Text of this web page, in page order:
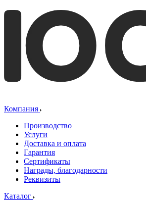
Компания
Производство
Услуги
Доставка и оплата
Гарантия
Сертификаты
Награды, благодарности
Реквизиты
Каталог